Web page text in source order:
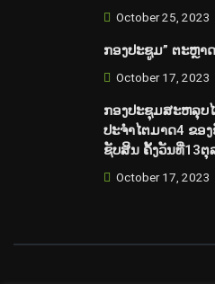
October 25, 2023
ກອງປະຊູມ” ຕະຫຼາ
October 17, 2023
ກອງປະຊຸມສະຫລຸບ
ປະຈຳໄຕມາດ4 ຂອ
ຊັບສິນ ຄັ້ງວັນທີ່13ຕຸ
October 17, 2023